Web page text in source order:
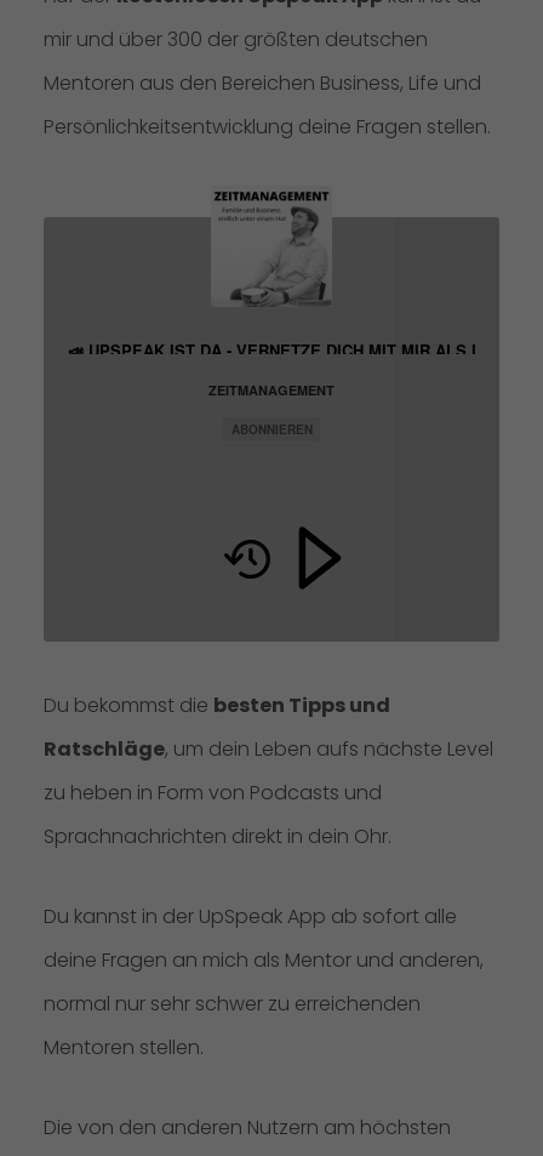
mir und über 300 der größten deutschen
Mentoren aus den Bereichen Business, Life und
Persönlichkeitsentwicklung deine Fragen stellen.
ZEITMANAGEMENT
ABONNIEREN
📣 UPSPEAK IST DA - VERNETZE DICH MIT MIR ALS MENTOR
Du bekommst die besten Tipps und
Ratschläge, um dein Leben aufs nächste Level
zu heben in Form von Podcasts und
Sprachnachrichten direkt in dein Ohr.
Du kannst in der UpSpeak App ab sofort alle
deine Fragen an mich als Mentor und anderen,
normal nur sehr schwer zu erreichenden
Mentoren stellen.
Die von den anderen Nutzern am höchsten